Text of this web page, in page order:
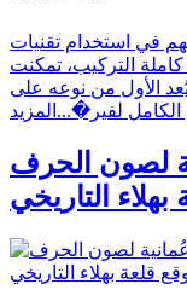
في استخدام تقنيات
التركيب، تمكنت
الأول من نوعه على
لفير�... المزيد
لصون الحرف
بهلاء التاريخي